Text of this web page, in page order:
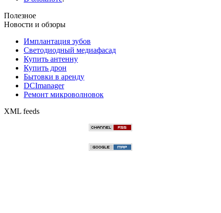
Полезное
Новости и обзоры
Имплантация зубов
Светодиодный медиафасад
Купить антенну
Купить дрон
Бытовки в аренду
DCImanager
Ремонт микроволновок
XML feeds